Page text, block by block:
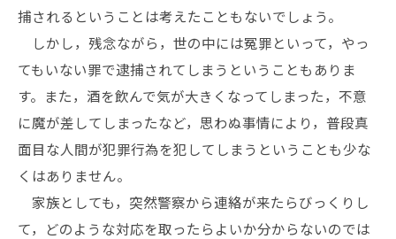
捕されるということは考えたこともないでしょう。
しかし，残念ながら，世の中には冤罪といって，やっ
てもいない罪で逮捕されてしまうということもありま
す。また，酒を飲んで気が大きくなってしまった，不意
に魔が差してしまったなど，思わぬ事情により，普段真
面目な人間が犯罪行為を犯してしまうということも少な
くはありません。
家族としても，突然警察から連絡が来たらびっくりし
て，どのような対応を取ったらよいか分からないのでは